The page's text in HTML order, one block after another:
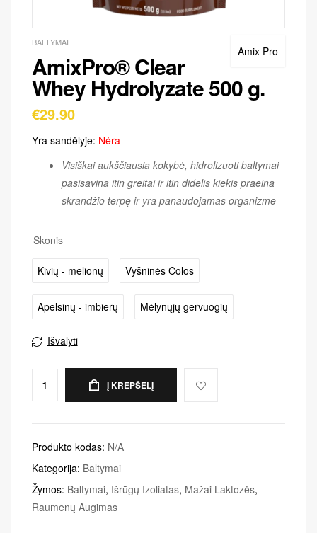
Amix Pro
BALTYMAI
AmixPro® Clear
Whey Hydrolyzate 500 g.
€29.90
Yra sandėlyje: Nėra
Visiškai aukščiausia kokybė, hidrolizuoti baltymai
pasisavina itin greitai ir itin didelis kiekis praeina
skrandžio terpę ir yra panaudojamas organizme
Skonis
Kivių - melionų Vyšninės Colos
Apelsinų - imbierų Mėlynųjų gervuogių
Išvalyti
Į KREPŠELĮ
Produkto kodas: N/A
Kategorija: Baltymai
Žymos: Baltymai, Išrūgų Izoliatas, Mažai Laktozės,
Raumenų Augimas